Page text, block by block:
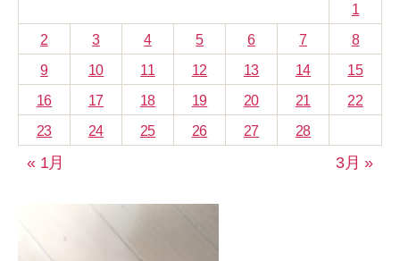
1
2
3 4 5 6 7
8
9
10 11 12 13 14
15
16
17 18 19 20 21
22
23
24 25 26 27 28
« 1月 3月 »